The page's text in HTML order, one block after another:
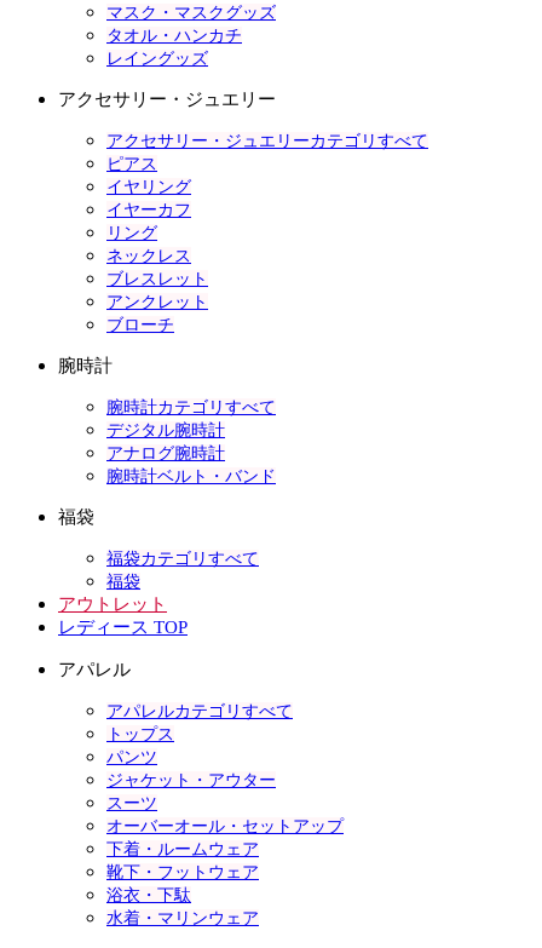
マスク・マスクグッズ
タオル・ハンカチ
レイングッズ
アクセサリー・ジュエリー
アクセサリー・ジュエリーカテゴリすべて
ピアス
イヤリング
イヤーカフ
リング
ネックレス
ブレスレット
アンクレット
ブローチ
腕時計
腕時計カテゴリすべて
デジタル腕時計
アナログ腕時計
腕時計ベルト・バンド
福袋
福袋カテゴリすべて
福袋
アウトレット
レディース TOP
アパレル
アパレルカテゴリすべて
トップス
パンツ
ジャケット・アウター
スーツ
オーバーオール・セットアップ
下着・ルームウェア
靴下・フットウェア
浴衣・下駄
水着・マリンウェア